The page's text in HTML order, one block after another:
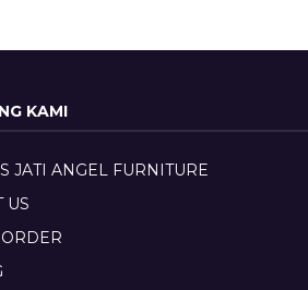
KAMI
JATI ANGEL FURNITURE
US